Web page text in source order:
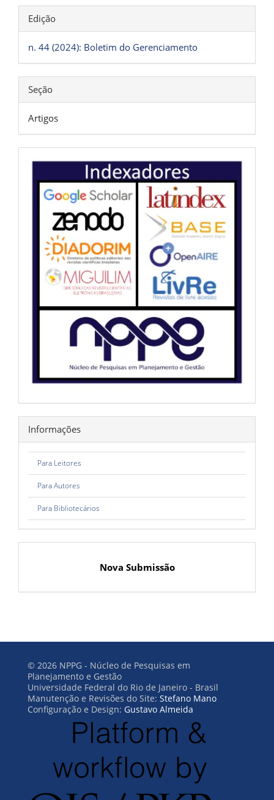
Detalhes
do
artigo
Edição
n. 44 (2024): Boletim do Gerenciamento
Seção
Artigos
Informações
Para Leitores
Para Autores
Para Bibliotecários
Nova Submissão
© 2026 NPPG - Núcleo de Pesquisas em
Planejamento e Gestão
Universidade Federal do Rio de Janeiro - Brasil
Manutenção e Revisões do Site: Stefano Mano
Configuração e Design: Gustavo Almeida